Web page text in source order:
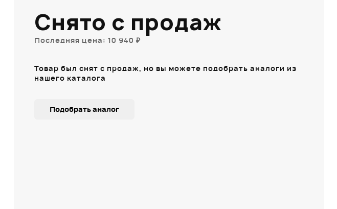
Снято с продаж
Последняя цена: 10 940 ₽
Товар был снят с продаж, но вы можете подобрать аналоги из
нашего каталога
Подобрать аналог